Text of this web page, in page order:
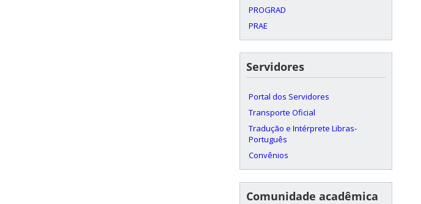
PROGRAD
PRAE
Servidores
Portal dos Servidores
Transporte Oficial
Tradução e Intérprete Libras-
Português
Convênios
Comunidade acadêmica